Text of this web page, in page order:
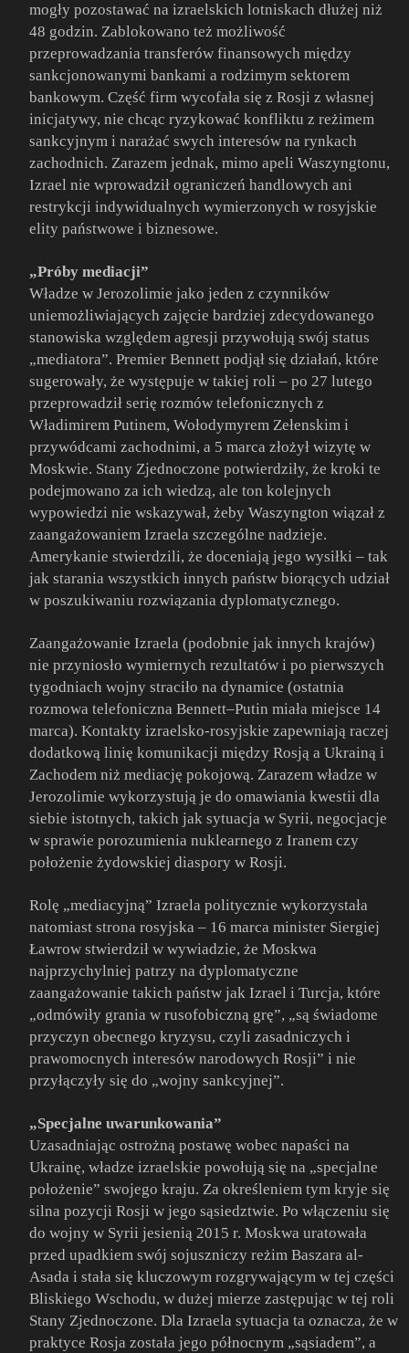
mogły pozostawać na izraelskich lotniskach dłużej niż
48 godzin. Zablokowano też możliwość
przeprowadzania transferów finansowych między
sankcjonowanymi bankami a rodzimym sektorem
bankowym. Część firm wycofała się z Rosji z własnej
inicjatywy, nie chcąc ryzykować konfliktu z reżimem
sankcyjnym i narażać swych interesów na rynkach
zachodnich. Zarazem jednak, mimo apeli Waszyngtonu,
Izrael nie wprowadził ograniczeń handlowych ani
restrykcji indywidualnych wymierzonych w rosyjskie
elity państwowe i biznesowe.
„Próby mediacji”
Władze w Jerozolimie jako jeden z czynników
uniemożliwiających zajęcie bardziej zdecydowanego
stanowiska względem agresji przywołują swój status
„mediatora”. Premier Bennett podjął się działań, które
sugerowały, że występuje w takiej roli – po 27 lutego
przeprowadził serię rozmów telefonicznych z
Władimirem Putinem, Wołodymyrem Zełenskim i
przywódcami zachodnimi, a 5 marca złożył wizytę w
Moskwie. Stany Zjednoczone potwierdziły, że kroki te
podejmowano za ich wiedzą, ale ton kolejnych
wypowiedzi nie wskazywał, żeby Waszyngton wiązał z
zaangażowaniem Izraela szczególne nadzieje.
Amerykanie stwierdzili, że doceniają jego wysiłki – tak
jak starania wszystkich innych państw biorących udział
w poszukiwaniu rozwiązania dyplomatycznego.
Zaangażowanie Izraela (podobnie jak innych krajów)
nie przyniosło wymiernych rezultatów i po pierwszych
tygodniach wojny straciło na dynamice (ostatnia
rozmowa telefoniczna Bennett–Putin miała miejsce 14
marca). Kontakty izraelsko-rosyjskie zapewniają raczej
dodatkową linię komunikacji między Rosją a Ukrainą i
Zachodem niż mediację pokojową. Zarazem władze w
Jerozolimie wykorzystują je do omawiania kwestii dla
siebie istotnych, takich jak sytuacja w Syrii, negocjacje
w sprawie porozumienia nuklearnego z Iranem czy
położenie żydowskiej diaspory w Rosji.
Rolę „mediacyjną” Izraela politycznie wykorzystała
natomiast strona rosyjska – 16 marca minister Siergiej
Ławrow stwierdził w wywiadzie, że Moskwa
najprzychylniej patrzy na dyplomatyczne
zaangażowanie takich państw jak Izrael i Turcja, które
„odmówiły grania w rusofobiczną grę”, „są świadome
przyczyn obecnego kryzysu, czyli zasadniczych i
prawomocnych interesów narodowych Rosji” i nie
przyłączyły się do „wojny sankcyjnej”.
„Specjalne uwarunkowania”
Uzasadniając ostrożną postawę wobec napaści na
Ukrainę, władze izraelskie powołują się na „specjalne
położenie” swojego kraju. Za określeniem tym kryje się
silna pozycji Rosji w jego sąsiedztwie. Po włączeniu się
do wojny w Syrii jesienią 2015 r. Moskwa uratowała
przed upadkiem swój sojuszniczy reżim Baszara al-
Asada i stała się kluczowym rozgrywającym w tej części
Bliskiego Wschodu, w dużej mierze zastępując w tej roli
Stany Zjednoczone. Dla Izraela sytuacja ta oznacza, że w
praktyce Rosja została jego północnym „sąsiadem”, a